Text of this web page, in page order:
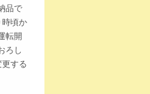
品で
頃か
転開
ろし
する